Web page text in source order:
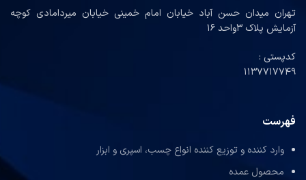
تهران میدان حسن آباد خیابان امام خمینی خیابان میردامادی کوچه
آزمایش پلاک ۳واحد ۱۶
کدپستی :
۱۱۳۷۷۱۷۷۴۹
فهرست
وارد کننده و توزیع کننده انواع چسب، اسپری و ابزار
محصول عمده